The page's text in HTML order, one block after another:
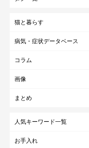
猫と暮らす
病気・症状データベース
コラム
画像
まとめ
人気キーワード一覧
お手入れ